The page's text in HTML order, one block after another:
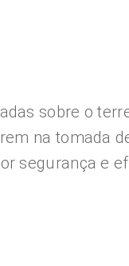
sobre o
na tomada
segurança e